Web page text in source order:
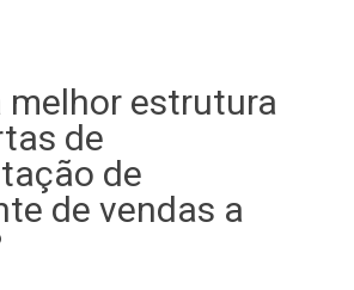
melhor estrutura
de
de
de vendas a